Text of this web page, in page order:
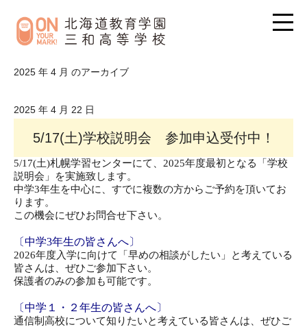
2025 年 4 月 のアーカイブ
2025 年 4 月 22 日
5/17(土)学校説明会 参加申込受付中！
5/17(土)札幌学習センターにて、2025年度最初となる「学校
説明会」を実施致します。
中学3年生を中心に、すでに複数の方からご予約を頂いてお
ります。
この機会にぜひお問合せ下さい。
〔中学3年生の皆さんへ〕
2026年度入学に向けて「早めの相談がしたい」と考えている
皆さんは、ぜひご参加下さい。
保護者のみの参加も可能です。
〔中学１・２年生の皆さんへ〕
通信制高校について知りたいと考えている皆さんは、ぜひご